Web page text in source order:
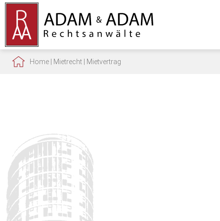
Home Mietrecht Mietvertrag